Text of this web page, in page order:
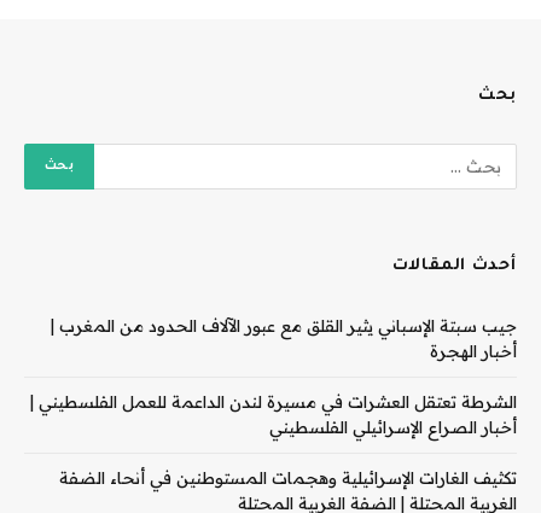
بحث
أحدث المقالات
جيب سبتة الإسباني يثير القلق مع عبور الآلاف الحدود من المغرب |
أخبار الهجرة
الشرطة تعتقل العشرات في مسيرة لندن الداعمة للعمل الفلسطيني |
أخبار الصراع الإسرائيلي الفلسطيني
تكثيف الغارات الإسرائيلية وهجمات المستوطنين في أنحاء الضفة
الغربية المحتلة | الضفة الغربية المحتلة